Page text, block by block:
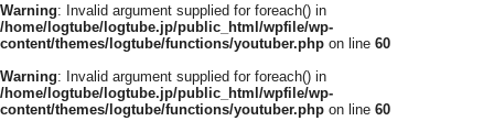
Warning: Invalid argument supplied for foreach() in
/home/logtube/logtube.jp/public_html/wpfile/wp-
content/themes/logtube/functions/youtuber.php on line 60
Warning: Invalid argument supplied for foreach() in
/home/logtube/logtube.jp/public_html/wpfile/wp-
content/themes/logtube/functions/youtuber.php on line 60